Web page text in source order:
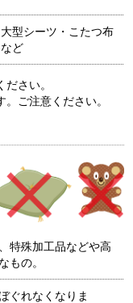
型シーツ・こたつ布
ど
さい。
ご注意ください。
特殊加工品などや高
もの。
ぐれなくなりま